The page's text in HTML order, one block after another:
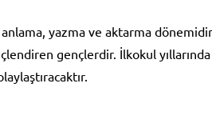
yazma ve aktarma
gençlerdir. İlkokul